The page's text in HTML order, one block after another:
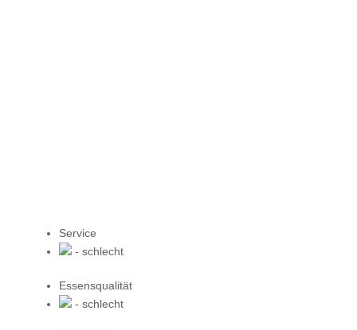
Service
- schlecht
Essensqualität
- schlecht